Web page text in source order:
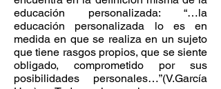
educación personalizada: “…la
educación personalizada lo es en
medida en que se realiza en un sujeto
que tiene rasgos propios, que se siente
obligado, comprometido por sus
posibilidades personales…”(V.García